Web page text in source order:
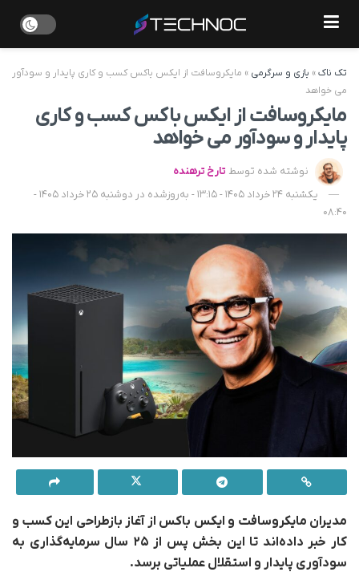
تک ناک» بازی و سرگرمی » مایکروسافت از ایکس باکس کسب و کاری پایدار و سودآور
می‌ خواهد
مایکروسافت از ایکس باکس کسب و کاری
پایدار و سودآور می‌ خواهد
نوشته شده توسط تارخ ترهنده
یکشنبه 24 خرداد 1405 - 13:15 - به‌روزشده در دوشنبه 25 خرداد 1405 -
08:40
مدیران مایکروسافت و ایکس باکس از آغاز بازطراحی این کسب و
کار خبر داده‌اند تا این بخش پس از ۲۵ سال سرمایه‌گذاری به
سودآوری پایدار و استقلال عملیاتی برسد.